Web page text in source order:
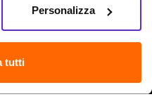
tutti
Personalizza
80147 Napoli